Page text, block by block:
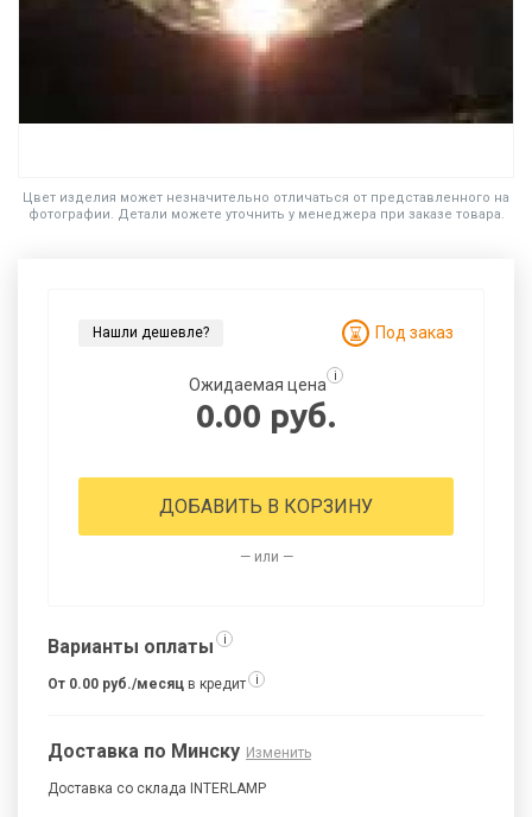
Цвет изделия может незначительно отличаться от представленного на
фотографии. Детали можете уточнить у менеджера при заказе товара.
Нашли дешевле? Под заказ
Ожидаемая цена i
0.00 руб.
ДОБАВИТЬ В КОРЗИНУ
— или —
Варианты оплаты i
От 0.00 руб./месяц в кредит i
Доставка по Минску Изменить
Доставка со склада INTERLAMP